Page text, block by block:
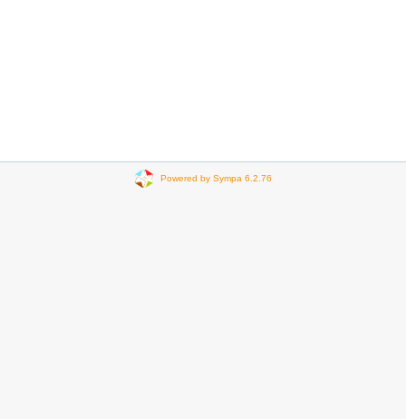
Powered by Sympa 6.2.76